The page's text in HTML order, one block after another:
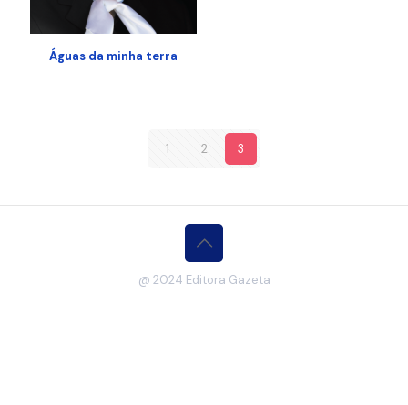
Águas da minha terra
1 2 3
@ 2024 Editora Gazeta